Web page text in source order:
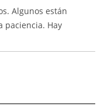
Algunos están
paciencia. Hay